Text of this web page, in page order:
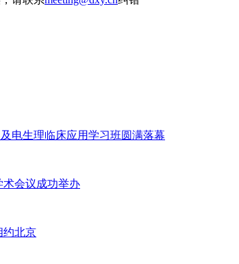
电生理临床应用学习班圆满落幕
术会议成功举办
约北京